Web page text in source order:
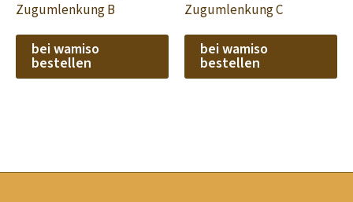
Zugumlenkung B
bei wamiso
bestellen
Zugumlenkung C
bei wamiso
bestellen